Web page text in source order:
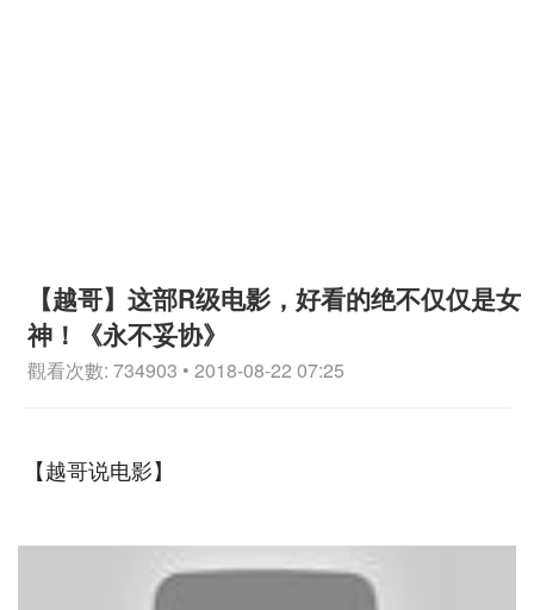
【越哥】这部R级电影，好看的绝不仅仅是女
神！《永不妥协》
觀看次數: 734903 • 2018-08-22 07:25
【越哥说电影】